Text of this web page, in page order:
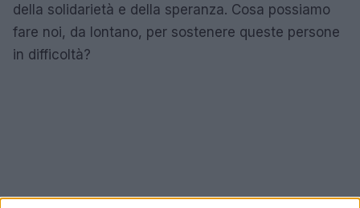
della solidarietà e della speranza. Cosa possiamo
fare noi, da lontano, per sostenere queste persone
in difficoltà?